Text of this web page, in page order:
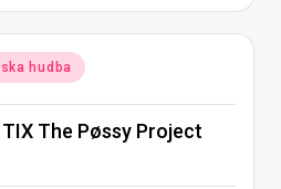
hudba
TIX The Pøssy Project